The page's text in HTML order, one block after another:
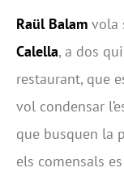
Raül Balam vola
Calella, a dos
restaurant, que
vol condensar
que busquen la
els comensals